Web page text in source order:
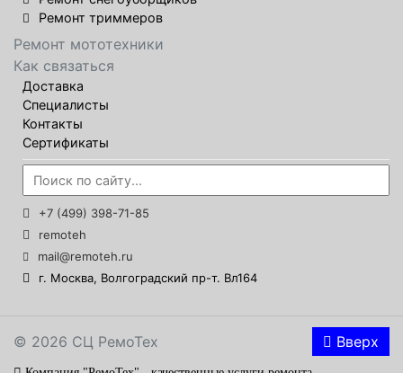
Ремонт триммеров
Ремонт мототехники
Как связаться
Доставка
Специалисты
Контакты
Сертификаты
+7 (499) 398-71-85
remoteh
mail@remoteh.ru
г. Москва, Волгоградский пр-т. Вл164
© 2026 СЦ РемоТех Вверх